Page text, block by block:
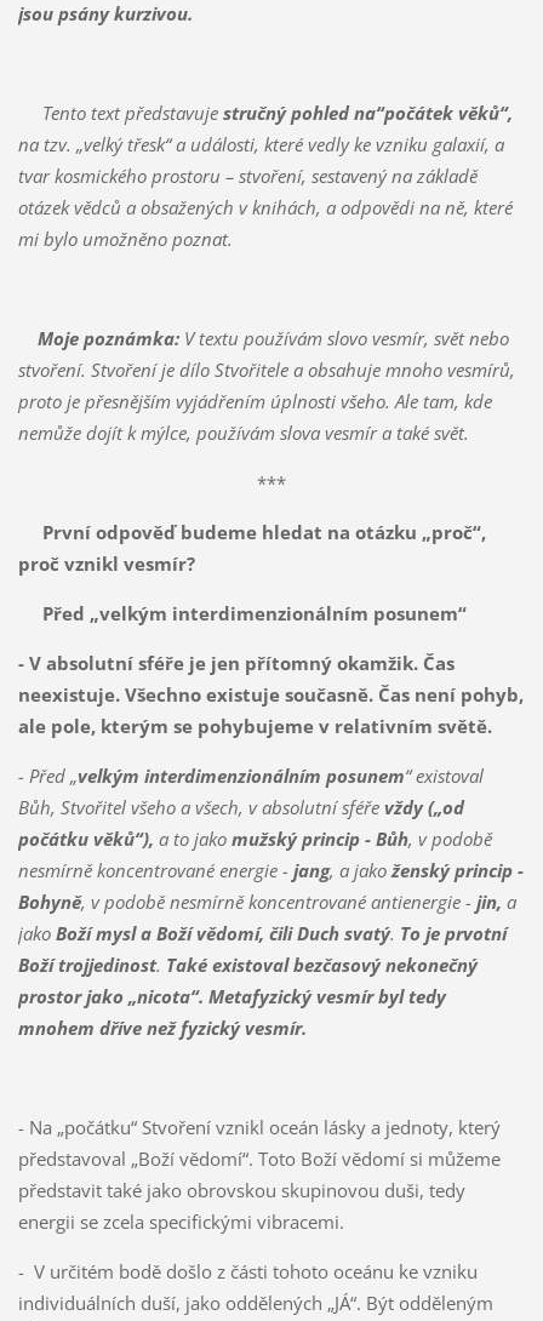
jsou psány kurzivou.
Tento text představuje stručný pohled na“počátek věků“,
na tzv. „velký třesk“ a události, které vedly ke vzniku galaxií, a
tvar kosmického prostoru – stvoření, sestavený na základě
otázek vědců a obsažených v knihách, a odpovědi na ně, které
mi bylo umožněno poznat.
Moje poznámka: V textu používám slovo vesmír, svět nebo
stvoření. Stvoření je dílo Stvořitele a obsahuje mnoho vesmírů,
proto je přesnějším vyjádřením úplnosti všeho. Ale tam, kde
nemůže dojít k mýlce, používám slova vesmír a také svět.
***
První odpověď budeme hledat na otázku „proč“,
proč vznikl vesmír?
Před „velkým interdimenzionálním posunem“
- V absolutní sféře je jen přítomný okamžik. Čas
neexistuje. Všechno existuje současně. Čas není pohyb,
ale pole, kterým se pohybujeme v relativním světě.
- Před „velkým interdimenzionálním posunem“ existoval
Bůh, Stvořitel všeho a všech, v absolutní sféře vždy („od
počátku věků“), a to jako mužský princip - Bůh, v podobě
nesmírně koncentrované energie - jang, a jakoženský princip -
Bohyně, v podobě nesmírně koncentrované antienergie - jin, a
jako Boží mysl a Boží vědomí, čili Duch svatý. To je prvotní
Boží trojjedinost. Také existoval bezčasový nekonečný
prostor jako „nicota“. Metafyzický vesmír byl tedy
mnohem dříve než fyzický vesmír.
- Na „počátku“ Stvoření vznikl oceán lásky a jednoty, který
představoval „Boží vědomí“. Toto Boží vědomí si můžeme
představit také jako obrovskou skupinovou duši, tedy
energii se zcela specifickými vibracemi.
- V určitém bodě došlo z části tohoto oceánu ke vzniku
individuálních duší, jako oddělených „JÁ“. Být odděleným